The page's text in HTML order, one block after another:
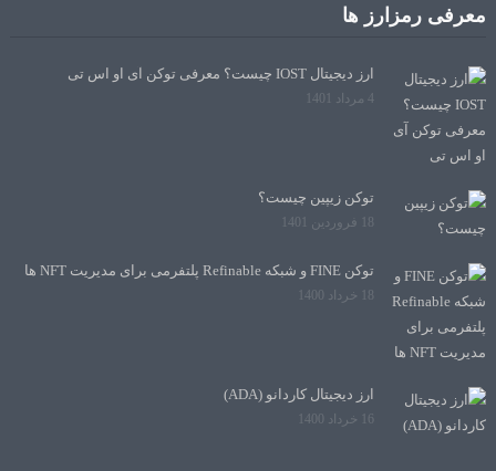
معرفی رمزارز ها
ارز دیجیتال IOST چیست؟ معرفی توکن آی او اس تی
4 مرداد 1401
توکن زیپین چیست؟
توکن FINE و شبکه Refinable پلتفرمی برای مدیریت NFT ها
ارز دیجیتال کاردانو (ADA)
16 خرداد 1400